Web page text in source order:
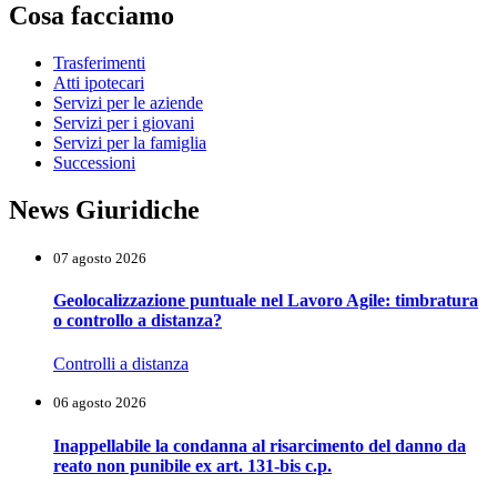
Cosa facciamo
Trasferimenti
Atti ipotecari
Servizi per le aziende
Servizi per i giovani
Servizi per la famiglia
Successioni
News Giuridiche
07 agosto 2026
Geolocalizzazione puntuale nel Lavoro Agile: timbratura
o controllo a distanza?
Controlli a distanza
06 agosto 2026
Inappellabile la condanna al risarcimento del danno da
reato non punibile ex art. 131-bis c.p.